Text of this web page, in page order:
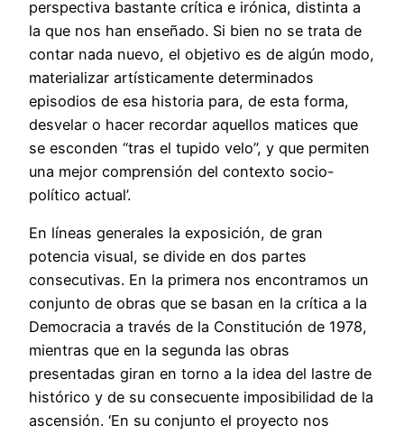
perspectiva bastante crítica e irónica, distinta a
la que nos han enseñado. Si bien no se trata de
contar nada nuevo, el objetivo es de algún modo,
materializar artísticamente determinados
episodios de esa historia para, de esta forma,
desvelar o hacer recordar aquellos matices que
se esconden “tras el tupido velo”, y que permiten
una mejor comprensión del contexto socio-
político actual’.
En líneas generales la exposición, de gran
potencia visual, se divide en dos partes
consecutivas. En la primera nos encontramos un
conjunto de obras que se basan en la crítica a la
Democracia a través de la Constitución de 1978,
mientras que en la segunda las obras
presentadas giran en torno a la idea del lastre de
histórico y de su consecuente imposibilidad de la
ascensión. ‘En su conjunto el proyecto nos